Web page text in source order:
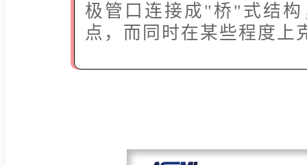
极管口连接成"桥"式结
点，而同时在某些程度上